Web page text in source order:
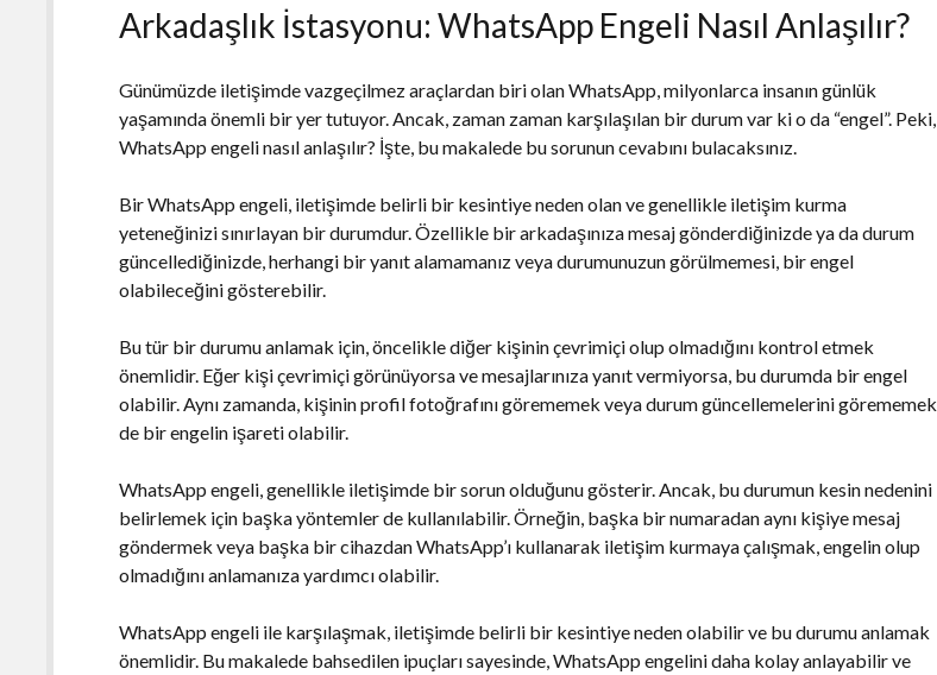
Arkadaşlık İstasyonu: WhatsApp Engeli Nasıl Anlaşılır?
Günümüzde iletişimde vazgeçilmez araçlardan biri olan WhatsApp, milyonlarca insanın günlük
yaşamında önemli bir yer tutuyor. Ancak, zaman zaman karşılaşılan bir durum var ki o da “engel”. Peki,
WhatsApp engeli nasıl anlaşılır? İşte, bu makalede bu sorunun cevabını bulacaksınız.
Bir WhatsApp engeli, iletişimde belirli bir kesintiye neden olan ve genellikle iletişim kurma
yeteneğinizi sınırlayan bir durumdur. Özellikle bir arkadaşınıza mesaj gönderdiğinizde ya da durum
güncellediğinizde, herhangi bir yanıt alamamanız veya durumunuzun görülmemesi, bir engel
olabileceğini gösterebilir.
Bu tür bir durumu anlamak için, öncelikle diğer kişinin çevrimiçi olup olmadığını kontrol etmek
önemlidir. Eğer kişi çevrimiçi görünüyorsa ve mesajlarınıza yanıt vermiyorsa, bu durumda bir engel
olabilir. Aynı zamanda, kişinin profil fotoğrafını görememek veya durum güncellemelerini görememek
de bir engelin işareti olabilir.
WhatsApp engeli, genellikle iletişimde bir sorun olduğunu gösterir. Ancak, bu durumun kesin nedenini
belirlemek için başka yöntemler de kullanılabilir. Örneğin, başka bir numaradan aynı kişiye mesaj
göndermek veya başka bir cihazdan WhatsApp’ı kullanarak iletişim kurmaya çalışmak, engelin olup
olmadığını anlamanıza yardımcı olabilir.
WhatsApp engeli ile karşılaşmak, iletişimde belirli bir kesintiye neden olabilir ve bu durumu anlamak
önemlidir. Bu makalede bahsedilen ipuçları sayesinde, WhatsApp engelini daha kolay anlayabilir ve